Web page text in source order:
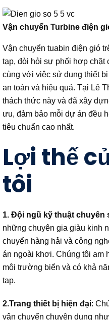
Vận chuyển Turbine điện
Vận chuyển tuabin điện gió
tạp, đòi hỏi sự phối hợp chặt
cùng với việc sử dụng thiết
an toàn và hiệu quả. Tại Lê
thách thức này và đã xây
ưu, đảm bảo mỗi dự án đều
tiêu chuẩn cao nhất.
Lợi thế
tôi
1. Đội ngũ kỹ thuật chuyên
những chuyên gia giàu kinh
chuyển hàng hải và công
án ngoài khơi. Chúng tôi am
môi trường biển và có khả
tạp.
2.Trang thiết bị hiện đại:
vận chuyển chuyên dụng